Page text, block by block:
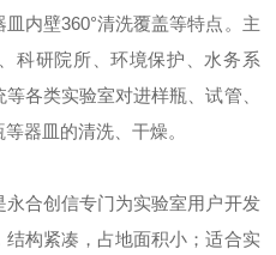
内壁360°清洗覆盖等特点。主
科研院所、环境保护、水务系
各类实验室对进样瓶、试管、
器皿的清洗、干燥。
合创信专门为实验室用户开发
构紧凑，占地面积小；适合实